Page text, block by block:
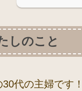
しのこと
代の主婦です！